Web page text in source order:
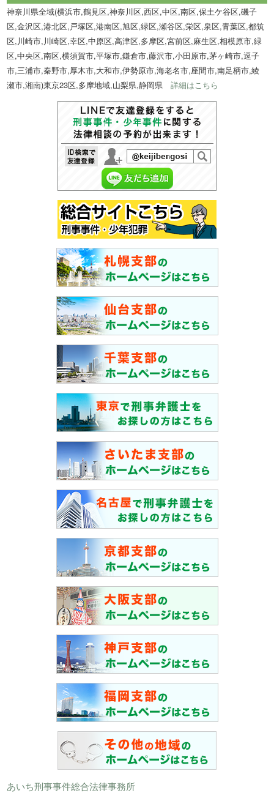
神奈川県全域(横浜市,鶴見区,神奈川区,西区,中区,南区,保土ケ谷区,磯子
区,金沢区,港北区,戸塚区,港南区,旭区,緑区,瀬谷区,栄区,泉区,青葉区,都筑
区,川崎市,川崎区,幸区,中原区,高津区,多摩区,宮前区,麻生区,相模原市,緑
区,中央区,南区,横須賀市,平塚市,鎌倉市,藤沢市,小田原市,茅ヶ崎市,逗子
市,三浦市,秦野市,厚木市,大和市,伊勢原市,海老名市,座間市,南足柄市,綾
瀬市,湘南)東京23区,多摩地域,山梨県,静岡県詳細はこちら
あいち刑事事件総合法律事務所